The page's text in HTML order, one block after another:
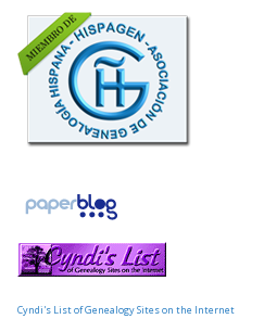
o
e
c
tCyndi's List of Genealogy Sites on the Internet